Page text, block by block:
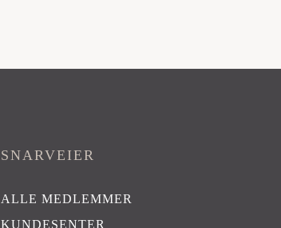
SNARVEIER
ALLE MEDLEMMER
KUNDESENTER